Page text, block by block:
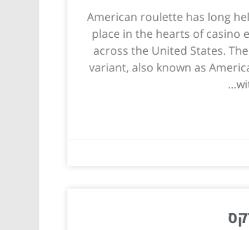
American roulette has long
place in the hearts of casino
across the United States.
variant, also known as